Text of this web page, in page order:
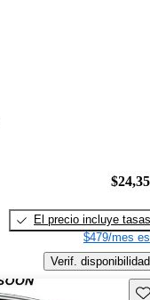
El precio incluye tasas
$479/mes
Verif. disponibilidad